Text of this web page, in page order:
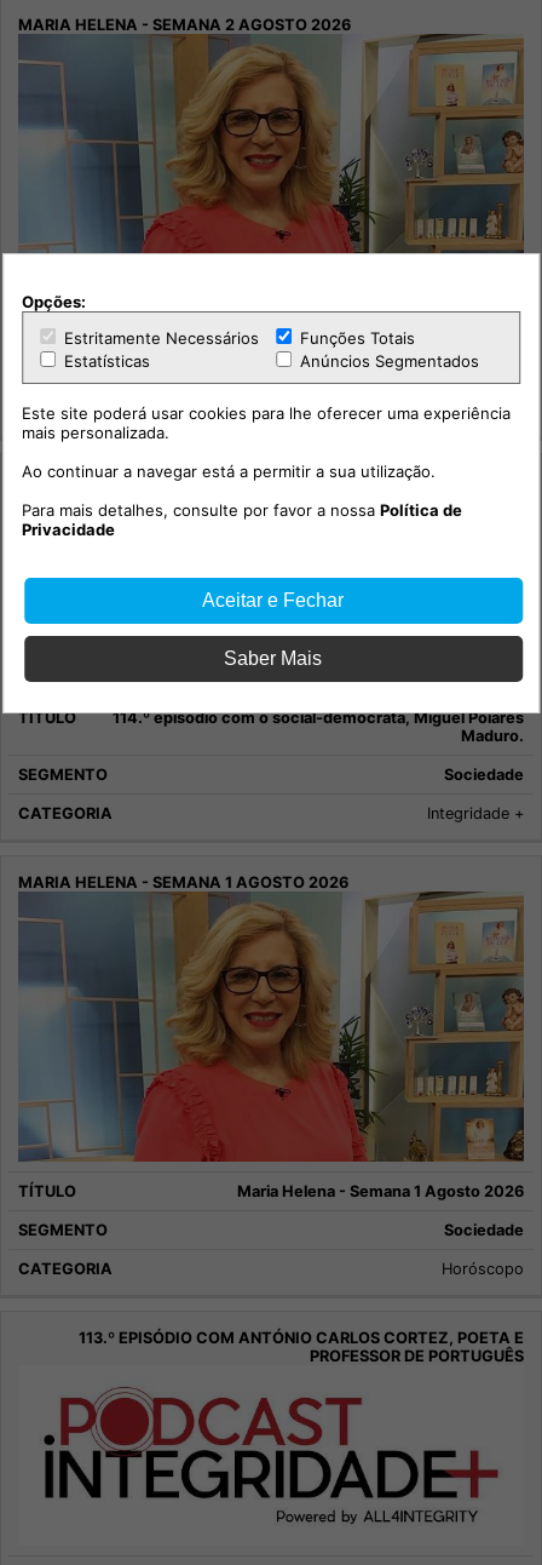
Maria Helena - Semana 2 Agosto 2026
Sociedade
Horóscopo
114.º episódio com o social-democrata, Miguel Poiares
Maduro.
Sociedade
Integridade +
Maria Helena - Semana 1 Agosto 2026
Sociedade
Horóscopo
Opções:
Estritamente Necessários
Funções Totais
Estatísticas
Anúncios Segmentados
Este site poderá usar cookies para lhe oferecer uma experiência
mais personalizada.
Ao continuar a navegar está a permitir a sua utilização.
Para mais detalhes, consulte por favor a nossaPolítica de
Privacidade
Aceitar e Fechar
Saber Mais